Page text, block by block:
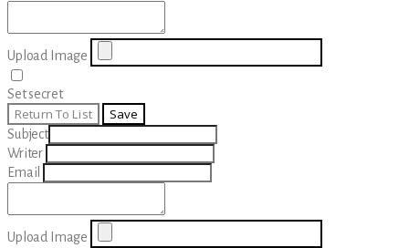
Upload Image
Set secret
Return To List Save
Subject
Writer
Email
Upload Image